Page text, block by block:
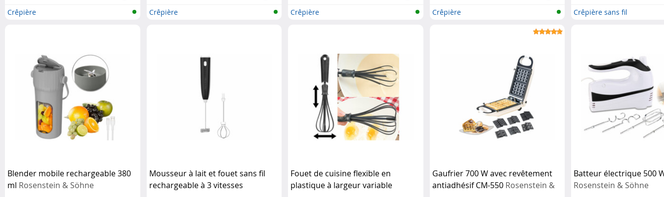
Crêpière Crêpière Crêpière Crêpière Crêpière sans fil
Blender mobile rechargeable 380
ml Rosenstein & Söhne
Mousseur à lait et fouet sans fil
rechargeable à 3 vitesses
Fouet de cuisine flexible en
plastique à largeur variable
Gaufrier 700 W avec revêtement
antiadhésif CM-550 Rosenstein &
Batteur électrique 500
Rosenstein & Söhne